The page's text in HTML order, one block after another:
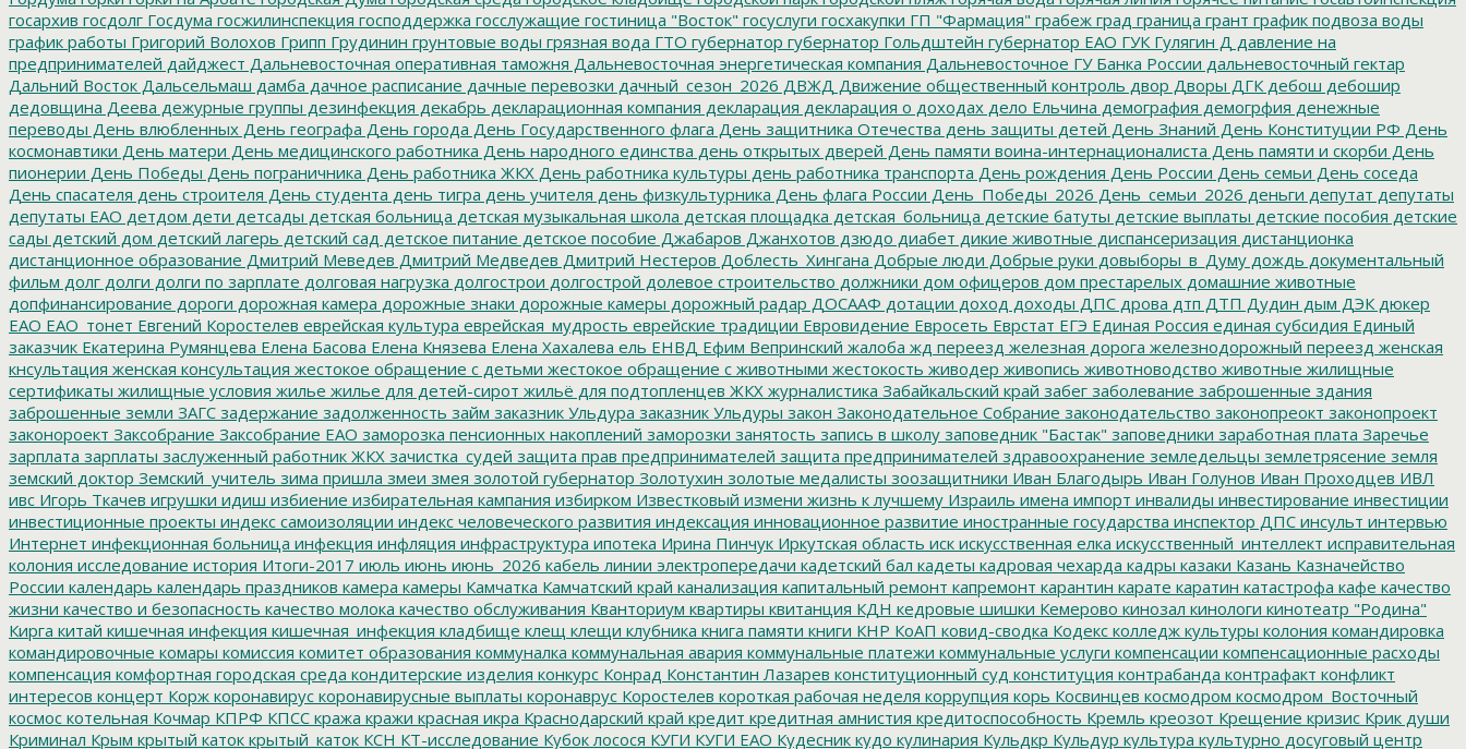
госархив госдолг Госдума госжилинспекция господдержка госслужащие гостиница "Восток" госуслуги госхакупки ГП "Фармация" грабеж град граница грант график подвоза воды
график работы Григорий Волохов Грипп Грудинин грунтовые воды грязная вода ГТО губернатор губернатор Гольдштейн губернатор ЕАО ГУК Гулягин Д давление на
предпринимателей дайджест Дальневосточная оперативная таможня Дальневосточная энергетическая компания Дальневосточное ГУ Банка России дальневосточный гектар
Дальний Восток Дальсельмаш дамба дачное расписание дачные перевозки дачный_сезон_2026 ДВЖД Движение общественный контроль двор Дворы ДГК дебош дебошир
дедовщина Деева дежурные группы дезинфекция декабрь декларационная компания декларация декларация о доходах дело Ельчина демография демогрфия денежные
переводы День влюбленных День географа День города День Государственного флага День защитника Отечества день защиты детей День Знаний День Конституции РФ День
космонавтики День матери День медицинского работника День народного единства день открытых дверей День памяти воина-интернационалиста День памяти и скорби День
пионерии День Победы День пограничника День работника ЖКХ День работника культуры день работника транспорта День рождения День России День семьи День соседа
День спасателя день строителя День студента день тигра день учителя день физкультурника День флага России День_Победы_2026 День_семьи_2026 деньги депутат депутаты
депутаты ЕАО детдом дети детсады детская больница детская музыкальная школа детская площадка детская_больница детские батуты детские выплаты детские пособия детские
сады детский дом детский лагерь детский сад детское питание детское пособие Джабаров Джанхотов дзюдо диабет дикие животные диспансеризация дистанционка
дистанционное образование Дмитрий Меведев Дмитрий Медведев Дмитрий Нестеров Доблесть_Хингана Добрые люди Добрые руки довыборы_в_Думу дождь документальный
фильм долг долги долги по зарплате долговая нагрузка долгострои долгострой долевое строительство должники дом офицеров дом престарелых домашние животные
допфинансирование дороги дорожная камера дорожные знаки дорожные камеры дорожный радар ДОСААФ дотации доход доходы ДПС дрова дтп ДТП Дудин дым ДЭК дюкер
ЕАО ЕАО_тонет Евгений Коростелев еврейская культура еврейская_мудрость еврейские традиции Евровидение Евросеть Еврстат ЕГЭ Единая Россия единая субсидия Единый
заказчик Екатерина Румянцева Елена Басова Елена Князева Елена Хахалева ель ЕНВД Ефим Вепринский жалоба жд переезд железная дорога железнодорожный переезд женская
кнсультация женская консультация жестокое обращение с детьми жестокое обращение с животными жестокость живодер живопись животноводство животные жилищные
сертификаты жилищные условия жилье жилье для детей-сирот жильё для подтопленцев ЖКХ журналистика Забайкальский край забег заболевание заброшенные здания
заброшенные земли ЗАГС задержание задолженность займ заказник Ульдура заказник Ульдуры закон Законодательное Собрание законодательство законопреокт законопроект
законороект Заксобрание Заксобрание ЕАО заморозка пенсионных накоплений заморозки занятость запись в школу заповедник "Бастак" заповедники заработная плата Заречье
зарплата зарплаты заслуженный работник ЖКХ зачистка_судей защита прав предпринимателей защита предпринимателей здравоохранение земледельцы землетрясение земля
земский доктор Земский_учитель зима пришла змеи змея золотой губернатор Золотухин золотые медалисты зоозащитники Иван Благодырь Иван Голунов Иван Проходцев ИВЛ
ивс Игорь Ткачев игрушки идиш избиение избирательная кампания избирком Известковый измени жизнь к лучшему Израиль имена импорт инвалиды инвестирование инвестиции
инвестиционные проекты индекс самоизоляции индекс человеческого развития индексация инновационное развитие иностранные государства инспектор ДПС инсульт интервью
Интернет инфекционная больница инфекция инфляция инфраструктура ипотека Ирина Пинчук Иркутская область иск искусственная елка искусственный_интеллект исправительная
колония исследование история Итоги-2017 июль июнь июнь_2026 кабель линии электропередачи кадетский бал кадеты кадровая чехарда кадры казаки Казань Казначейство
России календарь календарь праздников камера камеры Камчатка Камчатский край канализация капитальный ремонт капремонт карантин карате каратин катастрофа кафе качество
жизни качество и безопасность качество молока качество обслуживания Кванториум квартиры квитанция КДН кедровые шишки Кемерово кинозал кинологи кинотеатр "Родина"
Кирга китай кишечная инфекция кишечная_инфекция кладбище клещ клещи клубника книга памяти книги КНР КоАП ковид-сводка Кодекс колледж культуры колония командировка
командировочные комары комиссия комитет образования коммуналка коммунальная авария коммунальные платежи коммунальные услуги компенсации компенсационные расходы
компенсация комфортная городская среда кондитерские изделия конкурс Конрад Константин Лазарев конституционный суд конституция контрабанда контрафакт конфликт
интересов концерт Корж коронавирус коронавирусные выплаты коронаврус Коростелев короткая рабочая неделя коррупция корь Косвинцев космодром космодром_Восточный
космос котельная Кочмар КПРФ КПСС кража кражи красная икра Краснодарский край кредит кредитная амнистия кредитоспособность Кремль креозот Крещение кризис Крик души
Криминал Крым крытый каток крытый_каток КСН КТ-исследование Кубок лосося КУГИ КУГИ ЕАО Кудесник кудо кулинария Кульдкр Кульдур культура культурно досуговый центр